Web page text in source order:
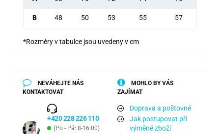
B 48 50 53 55 57
*Rozměry v tabulce jsou uvedeny v cm
NEVÁHEJTE NÁS
KONTAKTOVAT
+420 228 226 110
(Po - Pá: 8-16:00)
MOHLO BY VÁS
ZAJÍMAT
Doprava a poštovné
Jak postupovat při
výměně zboží